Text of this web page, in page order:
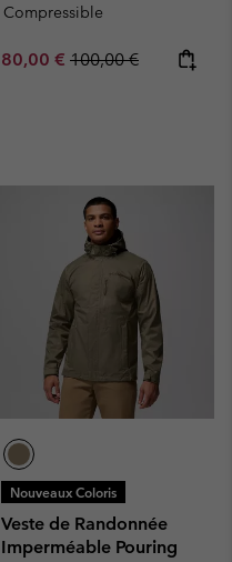
Compressible
Sale price:
80,00 € Regular price:
100,00 €
Nouveaux Coloris
Veste de Randonnée
Imperméable Pouring